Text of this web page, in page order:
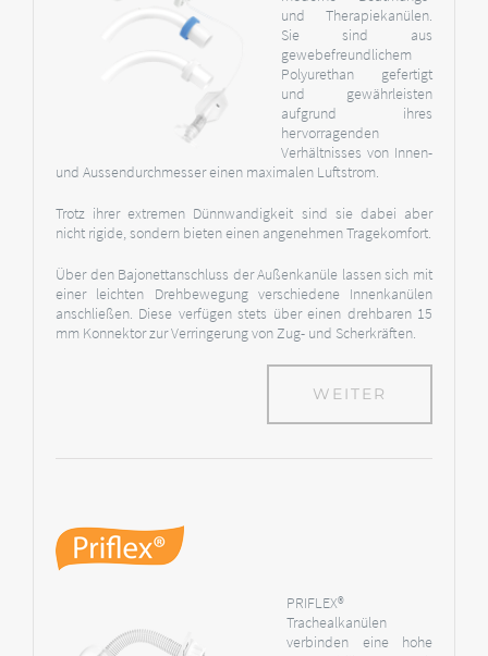
und Therapiekanülen.
Sie sind aus
gewebefreundlichem
Polyurethan gefertigt
und gewährleisten
aufgrund ihres
hervorragenden
Verhältnisses von Innen-
und Aussendurchmesser einen maximalen Luftstrom.
Trotz ihrer extremen Dünnwandigkeit sind sie dabei aber
nicht rigide, sondern bieten einen angenehmen Tragekomfort.
Über den Bajonettanschluss der Außenkanüle lassen sich mit
einer leichten Drehbewegung verschiedene Innenkanülen
anschließen. Diese verfügen stets über einen drehbaren 15
mm Konnektor zur Verringerung von Zug- und Scherkräften.
WEITER
PRIFLEX®
Trachealkanülen
verbinden eine hohe